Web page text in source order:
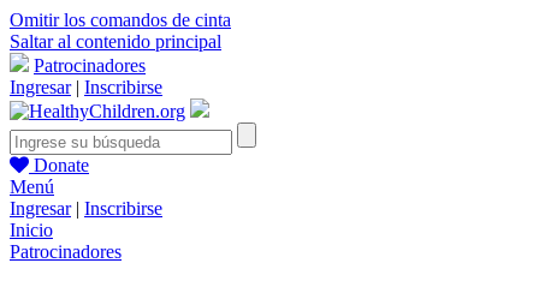
Omitir los comandos de cinta
Saltar al contenido principal
Patrocinadores
Ingresar| Inscribirse
Donate
Menú
Ingresar| Inscribirse
Inicio
Patrocinadores